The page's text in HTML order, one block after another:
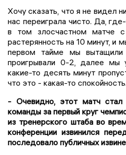
Хочу сказать, что я не видел
нас переиграла чисто. Да,
в том злосчастном матче с
растерянность на 10 минут, и
первом тайме мы
проигрывали 0-2, далее
какие-то десять минут
что это - какая-то
- Очевидно, этот матч
команды за первый круг
из тренерского штаба во
конференции извинился
последовало публичных